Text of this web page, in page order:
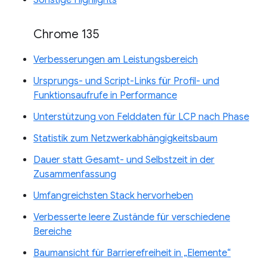
Chrome 135
Verbesserungen am Leistungsbereich
Ursprungs- und Script-Links für Profil- und
Funktionsaufrufe in Performance
Unterstützung von Felddaten für LCP nach Phase
Statistik zum Netzwerkabhängigkeitsbaum
Dauer statt Gesamt- und Selbstzeit in der
Zusammenfassung
Umfangreichsten Stack hervorheben
Verbesserte leere Zustände für verschiedene
Bereiche
Baumansicht für Barrierefreiheit in „Elemente“